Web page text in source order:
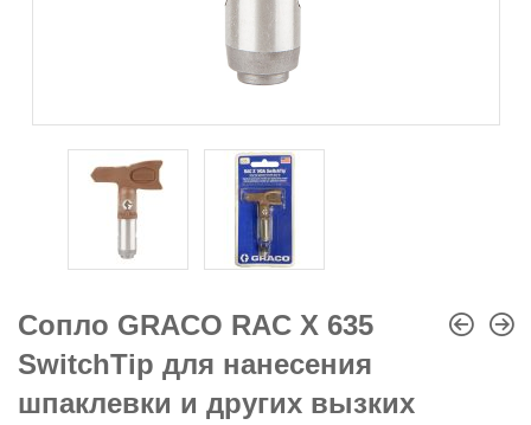
Сопло GRACO RAC X 635
SwitchTip для нанесения
шпаклевки и других вызких